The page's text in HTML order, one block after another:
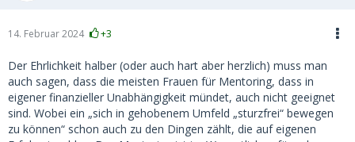
14. Februar 2024 +3
Der Ehrlichkeit halber (oder auch hart aber herzlich) muss man
auch sagen, dass die meisten Frauen für Mentoring, dass in
eigener finanzieller Unabhängigkeit mündet, auch nicht geeignet
sind. Wobei ein „sich in gehobenem Umfeld „sturzfrei“ bewegen
zu können“ schon auch zu den Dingen zählt, die auf eigenen